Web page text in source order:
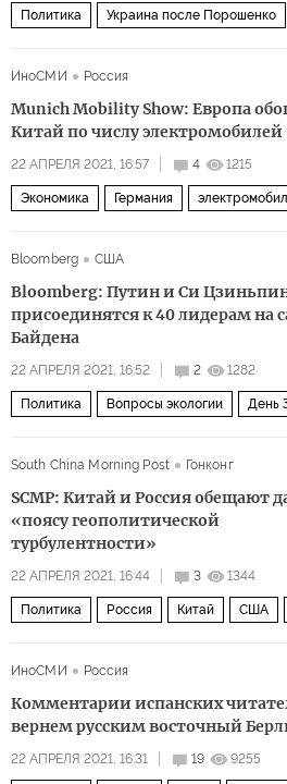
Политика Украина после Порошенко
ИноСМИ
Россия
Munich Mobility Show: Европа
Китай по числу электромобилей
22 АПРЕЛЯ 2021, 16:57 4 1215
Экономика Германия
Bloomberg США
Bloomberg: Путин и Си
присоединятся к 40 лидерам на
Байдена
22 АПРЕЛЯ 2021, 16:52 2 1282
Политика Вопросы экологии День
South China Morning Post
Гонконг
SCMP: Китай и Россия обещают
«поясу геополитической
турбулентности»
22 АПРЕЛЯ 2021, 16:44 3 1344
Политика Россия Китай США
ИноСМИ
Россия
Комментарии испанских
вернем русским восточный
22 АПРЕЛЯ 2021, 16:31 19 9255